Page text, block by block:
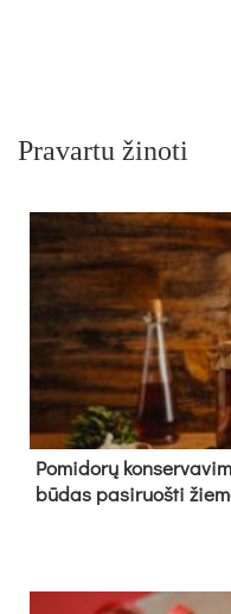
Pravartu žinoti
Pomidorų
būdas pasiruošti